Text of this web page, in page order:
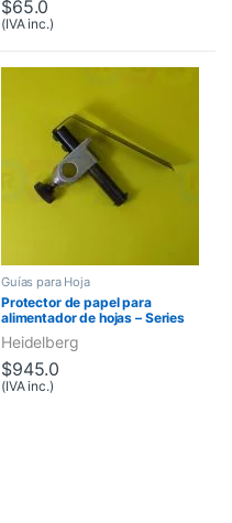
$65.0
(IVA inc.)
Guías para Hoja
Protector de papel para
alimentador de hojas – Series
K, Series M, GTO
Heidelberg
$945.0
(IVA inc.)